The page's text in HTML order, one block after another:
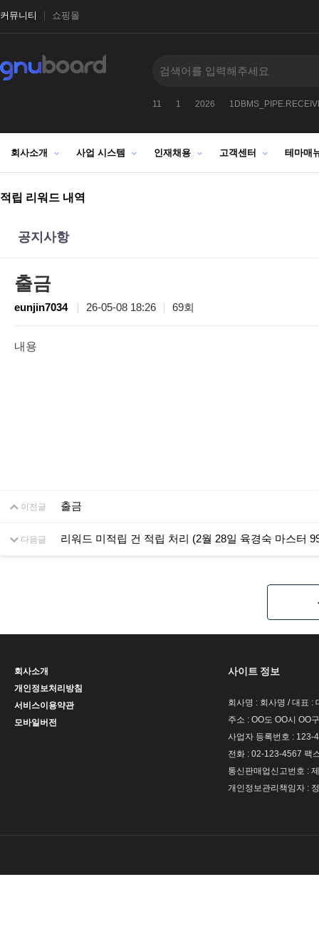
커뮤니티 쇼핑몰
11 1 2026
회사소개 사업 시스템 인재채용 고객센터 테마매
적립 리워드 내역
공지사항
출금
eunjin7034 26-05-08 18:26 69회
내용
이전글 출금
다음글 리워드 미적립 건 적립 처리 (2월 28일 육경숙 마스터
회사소개
개인정보처리방침
서비스이용약관
모바일버전
사이트 정보
회사명 : 회사명 / 대표 :
주소 : OO도 OO시 OO
사업자 등록번호 : 123-
전화 : 02-123-4567 팩
통신판매업신고번호 :
개인정보관리책임자 :